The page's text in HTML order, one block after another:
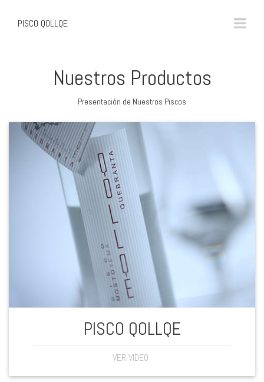
PISCO QOLLQE
Nuestros Productos
Presentación de Nuestros Piscos
PISCO QOLLQE
VER VIDEO